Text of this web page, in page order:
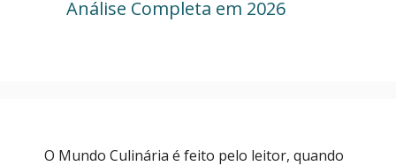
Análise Completa em 2026
O Mundo Culinária é feito pelo leitor, quando